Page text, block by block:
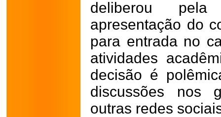
deliberou
apresentação do
para entrada no
atividades
decisão é
discussões nos
outras redes